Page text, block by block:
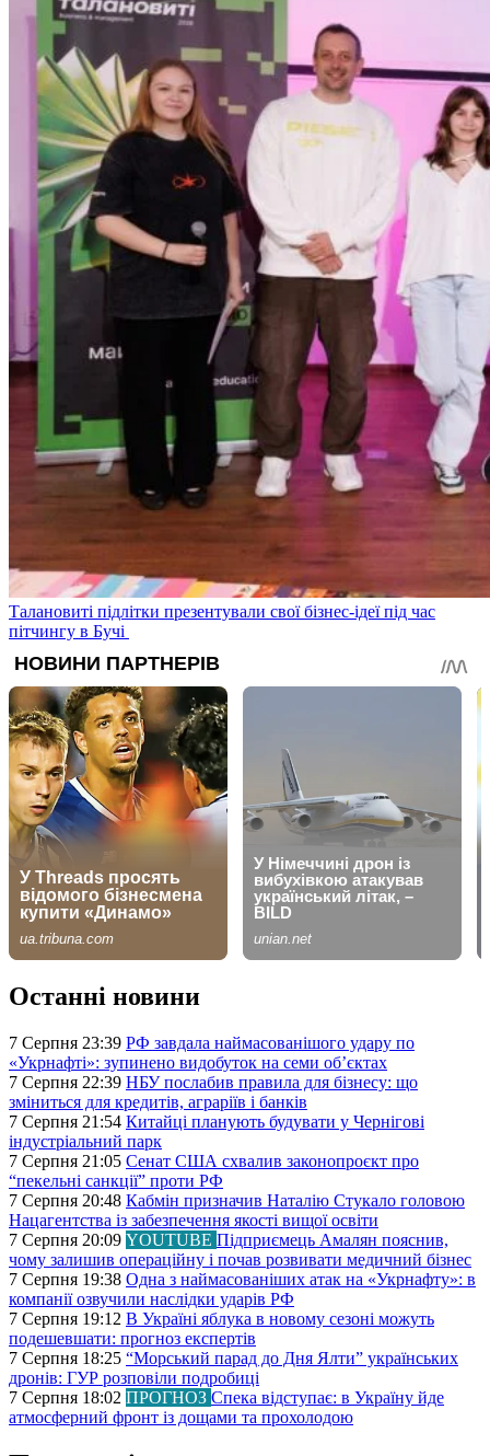
Талановиті підлітки презентували свої бізнес-ідеї під час
пітчингу в Бучі
Останні новини
7 Серпня 23:39 РФ завдала наймасованішого удару по
«Укрнафті»: зупинено видобуток на семи об’єктах
7 Серпня 22:39 НБУ послабив правила для бізнесу: що
зміниться для кредитів, аграріїв і банків
7 Серпня 21:54 Китайці планують будувати у Чернігові
індустріальний парк
7 Серпня 21:05 Сенат США схвалив законопроєкт про
“пекельні санкції” проти РФ
7 Серпня 20:48 Кабмін призначив Наталію Стукало головою
Нацагентства із забезпечення якості вищої освіти
7 Серпня 20:09 YOUTUBE Підприємець Амалян пояснив,
чому залишив операційну і почав розвивати медичний бізнес
7 Серпня 19:38 Одна з наймасованіших атак на «Укрнафту»: в
компанії озвучили наслідки ударів РФ
7 Серпня 19:12 В Україні яблука в новому сезоні можуть
подешевшати: прогноз експертів
7 Серпня 18:25 “Морський парад до Дня Ялти” українських
дронів: ГУР розповіли подробиці
7 Серпня 18:02 ПРОГНОЗ Спека відступає: в Україну йде
атмосферний фронт із дощами та прохолодою